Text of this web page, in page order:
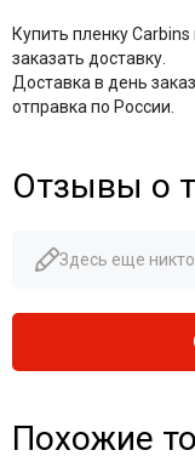
Купить пленку
заказать доставку.
Доставка в день
отправка по России.
Отзывы о
Здесь еще
Похожие